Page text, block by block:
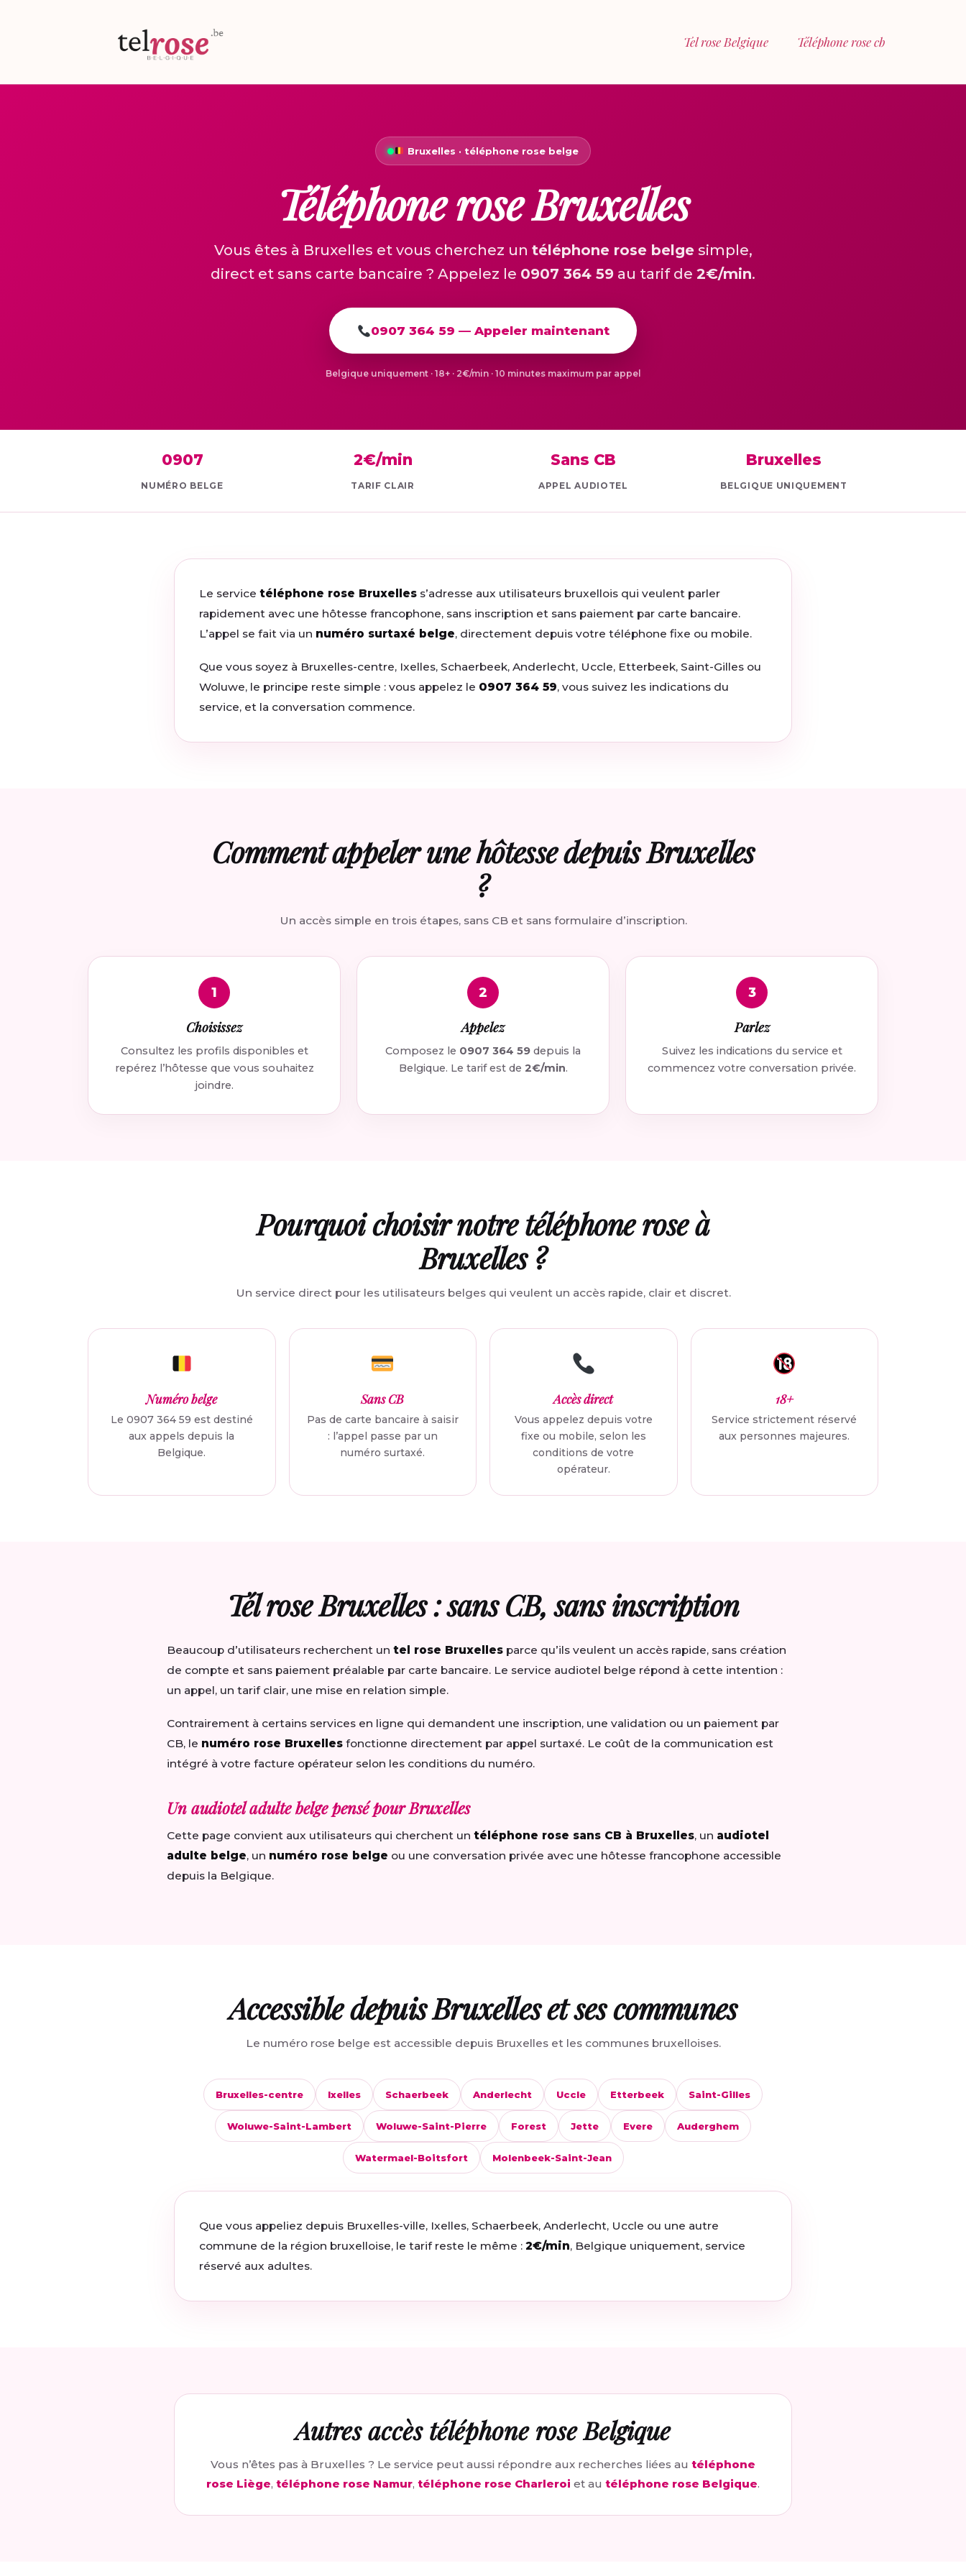
Tel rose Belgique Téléphone rose cb
Bruxelles · téléphone rose belge
Téléphone rose Bruxelles
Vous êtes à Bruxelles et vous cherchez un téléphone rose belgesimple,
direct et sans carte bancaire ? Appelez le 0907 364 59 au tarif de 2€/min.
0907 364 59 — Appeler maintenant
Belgique uniquement · 18+ · 2€/min · 10 minutes maximum par appel
0907
NUMÉRO BELGE
2€/min
TARIF CLAIR
Sans CB
APPEL AUDIOTEL
Bruxelles
BELGIQUE UNIQUEMENT
Le service téléphone rose Bruxelles s’adresse aux utilisateurs bruxellois qui veulent parler
rapidement avec une hôtesse francophone, sans inscription et sans paiement par carte bancaire.
L’appel se fait via un numéro surtaxé belge, directement depuis votre téléphone fixe ou mobile.
Que vous soyez à Bruxelles-centre, Ixelles, Schaerbeek, Anderlecht, Uccle, Etterbeek, Saint-Gilles ou
Woluwe, le principe reste simple : vous appelez le 0907 364 59, vous suivez les indications du
service, et la conversation commence.
Comment appeler une hôtesse depuis Bruxelles
?
Un accès simple en trois étapes, sans CB et sans formulaire d’inscription.
1
Choisissez
Consultez les profils disponibles et
repérez l’hôtesse que vous souhaitez
joindre.
2
Appelez
Composez le 0907 364 59 depuis la
Belgique. Le tarif est de 2€/min.
3
Parlez
Suivez les indications du service et
commencez votre conversation privée.
Pourquoi choisir notre téléphone rose à
Bruxelles ?
Un service direct pour les utilisateurs belges qui veulent un accès rapide, clair et discret.
Numéro belge
Le 0907 364 59 est destiné
aux appels depuis la
Belgique.
Sans CB
Pas de carte bancaire à saisir
: l’appel passe par un
numéro surtaxé.
Accès direct
Vous appelez depuis votre
fixe ou mobile, selon les
conditions de votre
opérateur.
18+
Service strictement réservé
aux personnes majeures.
Tél rose Bruxelles : sans CB, sans inscription
Beaucoup d’utilisateurs recherchent un tel rose Bruxelles parce qu’ils veulent un accès rapide, sans création
de compte et sans paiement préalable par carte bancaire. Le service audiotel belge répond à cette intention :
un appel, un tarif clair, une mise en relation simple.
Contrairement à certains services en ligne qui demandent une inscription, une validation ou un paiement par
CB, le numéro rose Bruxelles fonctionne directement par appel surtaxé. Le coût de la communication est
intégré à votre facture opérateur selon les conditions du numéro.
Un audiotel adulte belge pensé pour Bruxelles
Cette page convient aux utilisateurs qui cherchent un téléphone rose sans CB à Bruxelles, un audiotel
adulte belge, un numéro rose belge ou une conversation privée avec une hôtesse francophone accessible
depuis la Belgique.
Accessible depuis Bruxelles et ses communes
Le numéro rose belge est accessible depuis Bruxelles et les communes bruxelloises.
Bruxelles-centre Ixelles Schaerbeek Anderlecht Uccle Etterbeek Saint-Gilles
Woluwe-Saint-Lambert Woluwe-Saint-Pierre Forest Jette Evere Auderghem
Watermael-Boitsfort Molenbeek-Saint-Jean
Que vous appeliez depuis Bruxelles-ville, Ixelles, Schaerbeek, Anderlecht, Uccle ou une autre
commune de la région bruxelloise, le tarif reste le même : 2€/min, Belgique uniquement, service
réservé aux adultes.
Autres accès téléphone rose Belgique
Vous n’êtes pas à Bruxelles ? Le service peut aussi répondre aux recherches liées au téléphone
rose Liège, téléphone rose Namur, téléphone rose Charleroi et au téléphone rose Belgique.